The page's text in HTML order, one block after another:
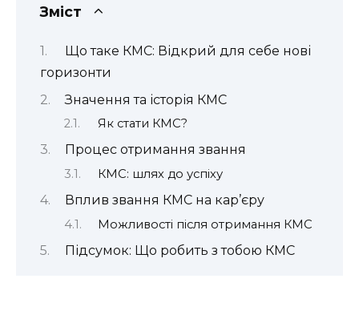
Зміст
Що таке КМС: Відкрий для себе нові
горизонти
Значення та історія КМС
Як стати КМС?
Процес отримання звання
КМС: шлях до успіху
Вплив звання КМС на кар’єру
Можливості після отримання КМС
Підсумок: Що робить з тобою КМС